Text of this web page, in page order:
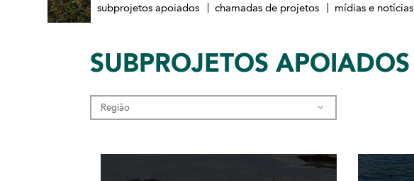
subprojetos apoiados chamadas de projetos mídias e notícias
SUBPROJETOS APOIADOS